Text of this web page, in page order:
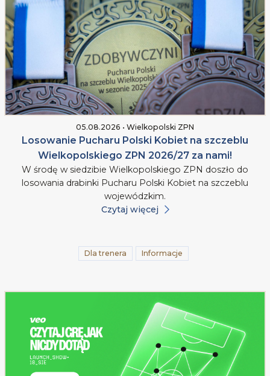
05.08.2026 • Wielkopolski ZPN
Losowanie Pucharu Polski Kobiet na szczeblu
Wielkopolskiego ZPN 2026/27 za nami!
W środę w siedzibie Wielkopolskiego ZPN doszło do
losowania drabinki Pucharu Polski Kobiet na szczeblu
wojewódzkim.
Czytaj więcej
Dla trenera Informacje